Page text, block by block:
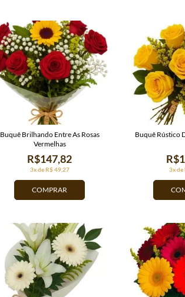
COMPRAR
3x de R$ 49,27
R$147,82
Buquê Brilhando Entre As Rosas
Vermelhas
3x de
Buquê Rústico